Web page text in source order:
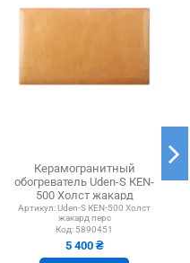
Керамогранитный
обогреватель Uden-S КЕN-
500 Холст жакард
персиковый
Артикул:Uden-S КЕN-500 Холст
жакард перс
Код: 5890451
5 400 ₴